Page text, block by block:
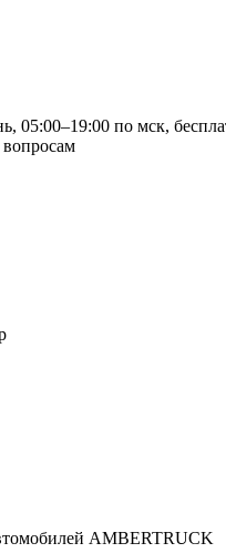
05:00–19:00 по мск,
AMBERTRUCK